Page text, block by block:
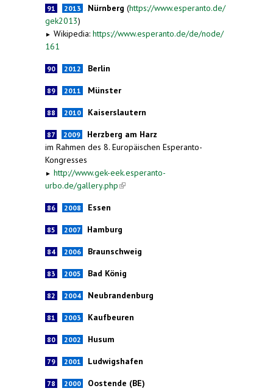
91 2013 Nürnberg (https://www.esperanto.de/
gek2013)
► Wikipedia: https://www.esperanto.de/de/node/
161
90 2012 Berlin
89 2011 Münster
88 2010 Kaiserslautern
87 2009
Herzberg am Harz
im Rahmen des 8. Europäischen Esperanto-
Kongresses
► http://www.gek-eek.esperanto-
urbo.de/gallery.php(link is external)
86 2008 Essen
85 2007 Hamburg
84 2006 Braunschweig
83 2005 Bad König
82 2004 Neubrandenburg
81 2003 Kaufbeuren
80 2002 Husum
79 2001 Ludwigshafen
78 2000 Oostende (BE)